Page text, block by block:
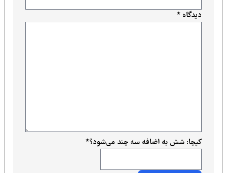
دیدگاه*
کپچا: شش به اضافه سه چند می‌شود؟*